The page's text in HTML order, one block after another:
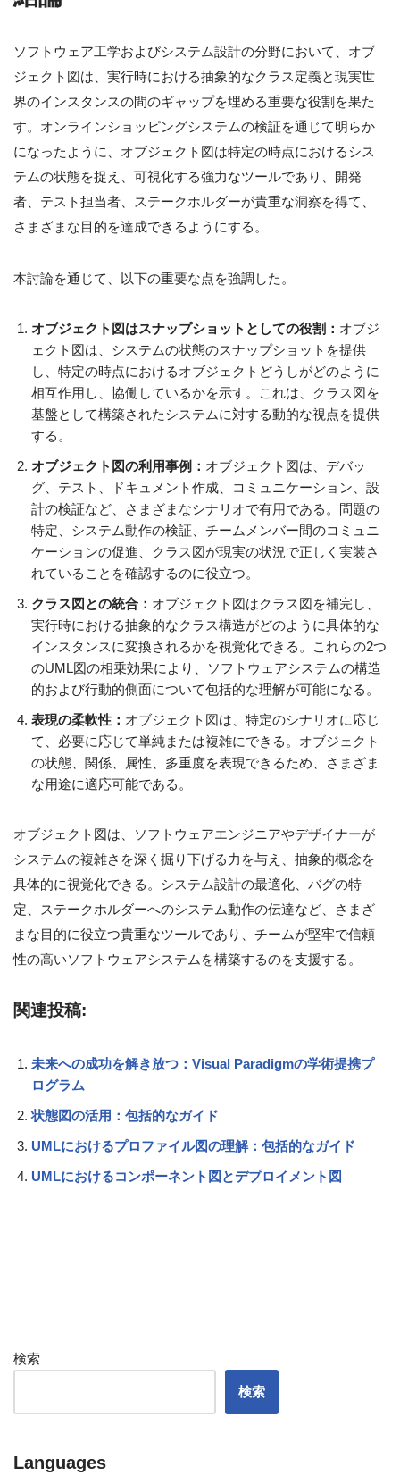
ソフトウェア工学およびシステム設計の分野において、オブ
ジェクト図は、実行時における抽象的なクラス定義と現実世
界のインスタンスの間のギャップを埋める重要な役割を果た
す。オンラインショッピングシステムの検証を通じて明らか
になったように、オブジェクト図は特定の時点におけるシス
テムの状態を捉え、可視化する強力なツールであり、開発
者、テスト担当者、ステークホルダーが貴重な洞察を得て、
さまざまな目的を達成できるようにする。
本討論を通じて、以下の重要な点を強調した。
オブジェクト図はスナップショットとしての役割： オブジ
ェクト図は、システムの状態のスナップショットを提供
し、特定の時点におけるオブジェクトどうしがどのように
相互作用し、協働しているかを示す。これは、クラス図を
基盤として構築されたシステムに対する動的な視点を提供
する。
オブジェクト図の利用事例： オブジェクト図は、デバッ
グ、テスト、ドキュメント作成、コミュニケーション、設
計の検証など、さまざまなシナリオで有用である。問題の
特定、システム動作の検証、チームメンバー間のコミュニ
ケーションの促進、クラス図が現実の状況で正しく実装さ
れていることを確認するのに役立つ。
クラス図との統合： オブジェクト図はクラス図を補完し、
実行時における抽象的なクラス構造がどのように具体的な
インスタンスに変換されるかを視覚化できる。これらの2つ
のUML図の相乗効果により、ソフトウェアシステムの構造
的および行動的側面について包括的な理解が可能になる。
表現の柔軟性： オブジェクト図は、特定のシナリオに応じ
て、必要に応じて単純または複雑にできる。オブジェクト
の状態、関係、属性、多重度を表現できるため、さまざま
な用途に適応可能である。
オブジェクト図は、ソフトウェアエンジニアやデザイナーが
システムの複雑さを深く掘り下げる力を与え、抽象的概念を
具体的に視覚化できる。システム設計の最適化、バグの特
定、ステークホルダーへのシステム動作の伝達など、さまざ
まな目的に役立つ貴重なツールであり、チームが堅牢で信頼
性の高いソフトウェアシステムを構築するのを支援する。
関連投稿:
未来への成功を解き放つ：Visual Paradigmの学術提携プ
ログラム
状態図の活用：包括的なガイド
UMLにおけるプロファイル図の理解：包括的なガイド
UMLにおけるコンポーネント図とデプロイメント図
検索
検索
Languages